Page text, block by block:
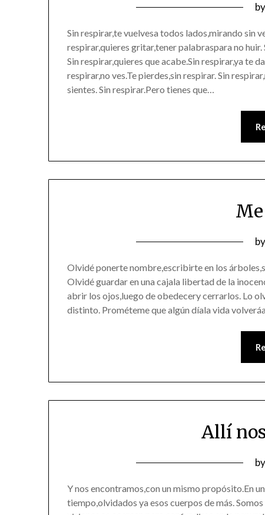
by
Sin respirar,te vuelvesa todos lados,mirando sin
respirar,quieres gritar,tener palabraspara no
Sin respirar,quieres que acabe.Sin respirar,ya te
respirar,no ves.Te pierdes,sin respirar. Sin
sientes. Sin respirar.Pero tienes que…
by
Olvidé ponerte nombre,escribirte en los
Olvidé guardar en una cajala libertad de la
abrir los ojos,luego de obedecery cerrarlos. Lo
distinto. Prométeme que algún díala vida
Allí
by
Y nos encontramos,con un mismo propósito.En
tiempo,olvidados ya esos cuerpos de más.